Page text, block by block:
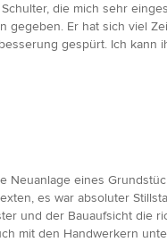
die mich sehr
Er hat sich viel
gespürt. Ich kann
eines
es war absoluter
und der Bauaufsicht die
mit den Handwerkern